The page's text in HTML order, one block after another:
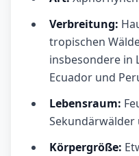
Verbreitung:
tropischen
insbesondere in
Ecuador und
Lebensraum:
Sekundärwälder
Körpergröße: